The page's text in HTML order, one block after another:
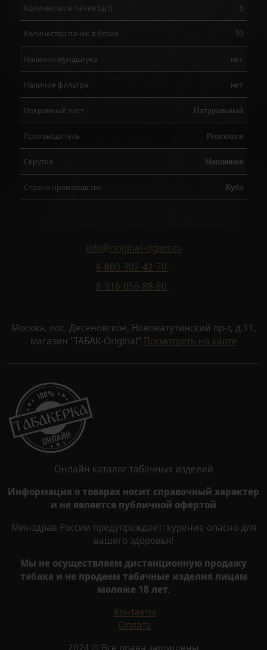
Количество в пачке (шт) 5
Количество пачек в блоке 10
Наличие мундштука нет
Наличие фильтра нет
Покровный лист Натуральный
Производитель Promotora
Скрутка Машинная
Страна производства Куба
info@original-cigars.ru
8-800-302-42-70
8-916-056-88-80
Москва, пос. Десеновское, Нововатутинский пр-т, д.11,
магазин "ТАБАК-Original" Посмотреть на карте
Онлайн каталог табачных изделий
Информация о товарах носит справочный характер
и не является публичной офертой
Минздрав России предупреждает: курение опасно для
вашего здоровья!
Мы не осуществляем дистанционную продажу
табака и не продаем табачные изделия лицам
моложе 18 лет.
Контакты
Оплата